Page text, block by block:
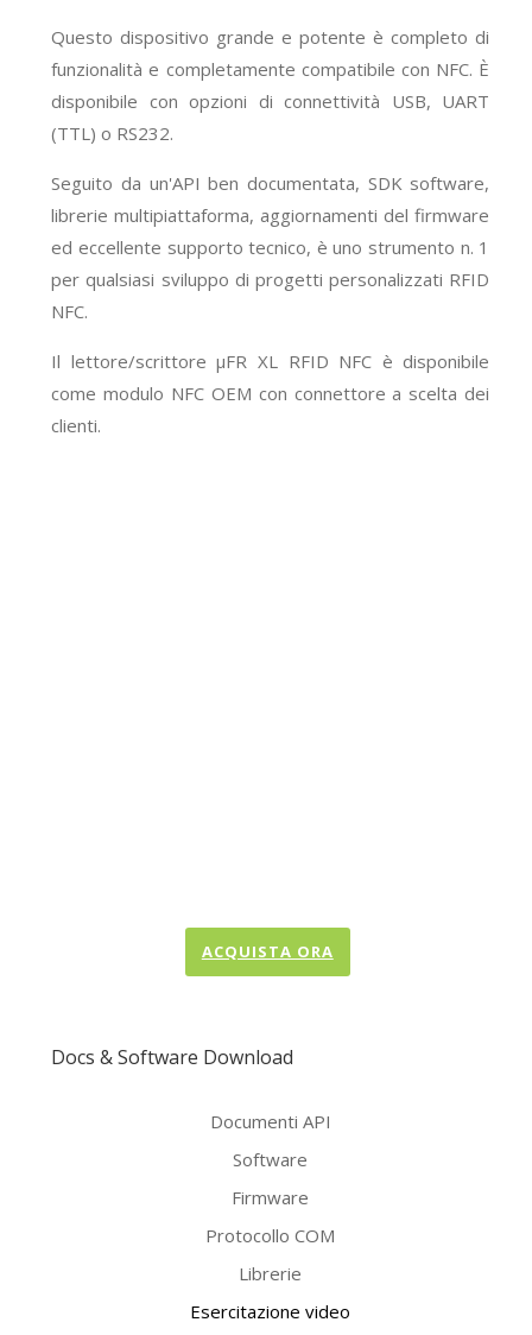
Questo dispositivo grande e potente è completo di
funzionalità e completamente compatibile con NFC. È
disponibile con opzioni di connettività USB, UART
(TTL) o RS232.
Seguito da un'API ben documentata, SDK software,
librerie multipiattaforma, aggiornamenti del firmware
ed eccellente supporto tecnico, è uno strumento n. 1
per qualsiasi sviluppo di progetti personalizzati RFID
NFC.
Il lettore/scrittore μFR XL RFID NFC è disponibile
come modulo NFC OEM con connettore a scelta dei
clienti.
ACQUISTA ORA
Docs & Software Download
Documenti API
Software
Firmware
Protocollo COM
Librerie
Esercitazione video